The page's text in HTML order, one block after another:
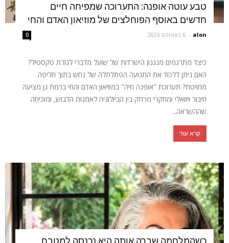
טבע עוטה אופנה: התערוכה שמפיחה חיים
חדשים באוסף הפוחלצים של מוזיאון האדם והחי
alon
- 6 באוגוסט 2026 0
כיצד מתרגמים מנגנון הישרדות של שועל מדברי לגזרת טקסטיל?
האם ניתן ללכוד את התנועה הפתלתלה של נחש בתוך חליפה
מחויטת? תערוכת "אופנה חיה" במוזיאון האדם והחי ברמת גן מציעה
חיבור ויזואלי ומחקרי מרתק בין הביולוגיה לאמנות הלבוש, ומוכיחה
שההשראה...
קרא עוד
כשהמלחמה שברה אותה היא נכנסה למטבח,